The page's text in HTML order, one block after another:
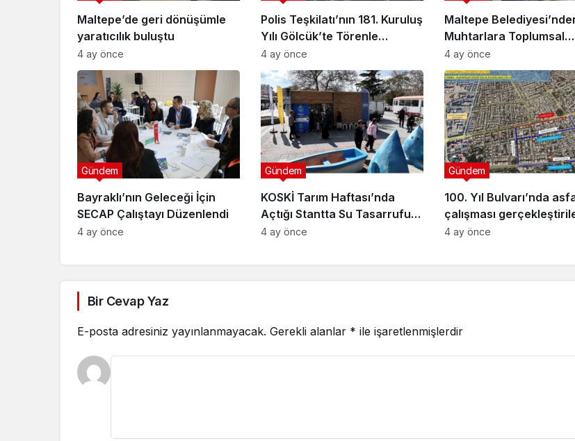
Maltepe’de geri dönüşümle
yaratıcılık buluştu
4 ay önce
Polis Teşkilatı’nın 181. Kuruluş
Yılı Gölcük’te Törenle
Kutlandı
4 ay önce
Maltepe
Muhtarlara Toplumsal
Cinsiyet Eşitliği Semineri
4 ay önce
Bayraklı’nın Geleceği İçin
SECAP Çalıştayı Düzenlendi
Gündem
4 ay önce
KOSKİ Tarım Haftası’nda
Açtığı Stantta Su Tasarrufu
Bilgilendirmesi Yapıyor
Gündem
4 ay önce
100. Yıl Bulvarı’nda
çalışması
Gündem
4 ay önce
Bir Cevap Yaz
E-posta adresiniz yayınlanmayacak. Gerekli alanlar * ile işaretlenmişlerdir